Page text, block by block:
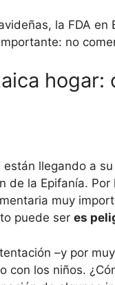
la FDA
no
llegando a
de la Epifanía.
muy
puede ser es
–y por
con los niños.